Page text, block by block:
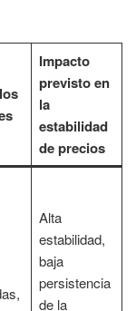
Impacto
previsto en
la
estabilidad
de precios
Alta
estabilidad,
baja
persistencia
de la